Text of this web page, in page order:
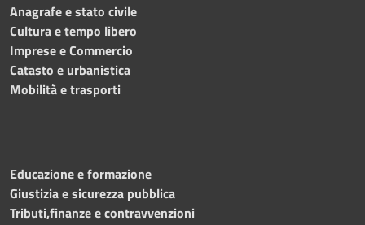
Anagrafe e stato civile
Cultura e tempo libero
Imprese e Commercio
Catasto e urbanistica
Mobilità e trasporti
Educazione e formazione
Giustizia e sicurezza pubblica
Tributi,finanze e contravvenzioni